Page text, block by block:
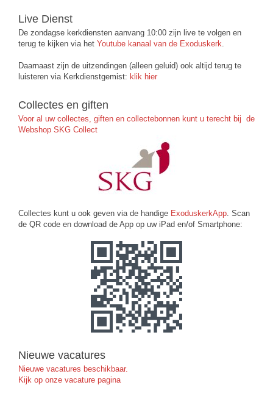
Live Dienst
De zondagse kerkdiensten aanvang 10:00 zijn live te volgen en
terug te kijken via het Youtube kanaal van de Exoduskerk
Daarnaast zijn de uitzendingen (alleen geluid) ook altijd terug te
luisteren via Kerkdienstgemist: klik hier
Collectes en giften
Voor al uw collectes, giften en collectebonnen kunt u terecht bij de
Webshop SKG Collect
Collectes kunt u ook geven via de handige ExoduskerkApp . Scan
de QR code en download de App op uw iPad en/of Smartphone:
Nieuwe vacatures
Nieuwe vacatures beschikbaar.
Kijk op onze vacature pagina